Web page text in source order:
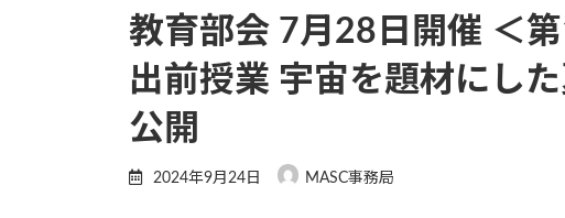
教育部会 7月28日開催 ＜
出前授業 宇宙を題材にし
公開
2024年9月24日 MASC事務局